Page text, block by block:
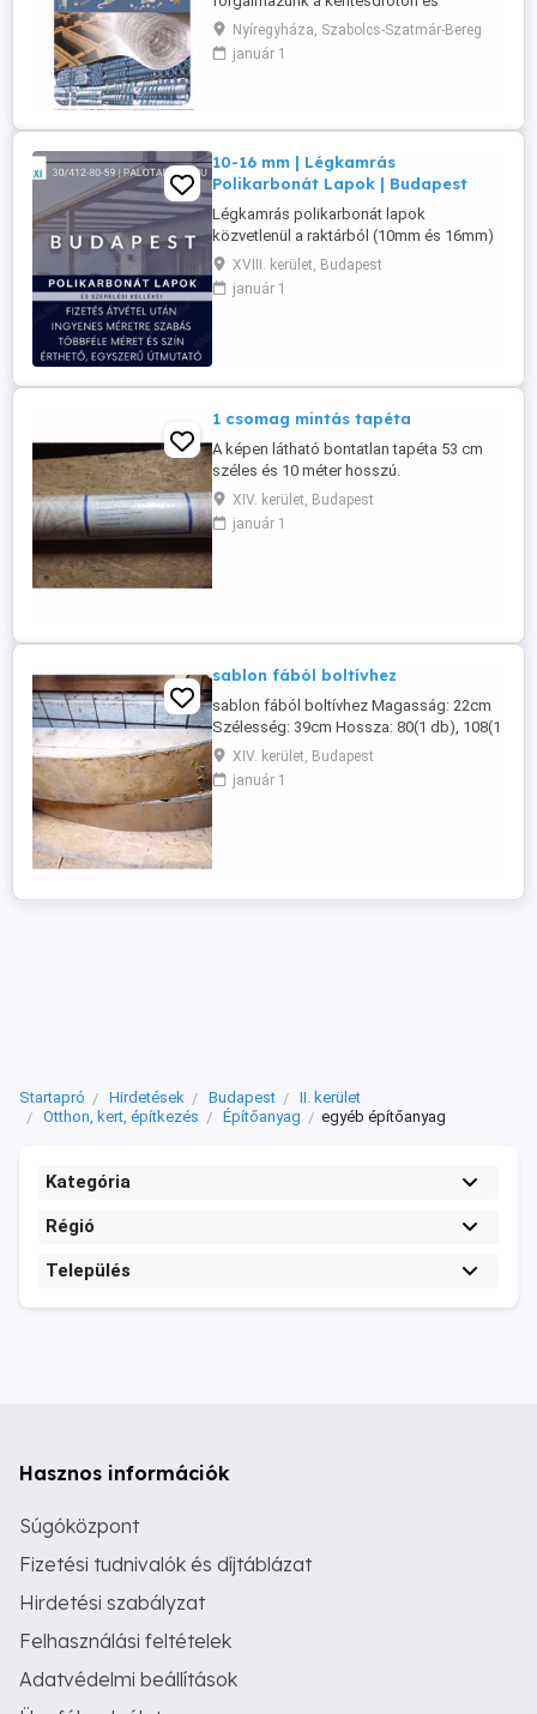
betonoszlopokon kívül, amit egy
hirdetésben nehéz lenne felsorolni, ezért
kérem, látogasson el honlapunkra
VADHÁLÓ és BETONOSZLOP
CENTRUMBA ahol személyesen akár
további ...
Nyíregyháza, Szabolcs-Szatmár-Bereg
január 1
10-16 mm | Légkamrás
Polikarbonát Lapok | Budapest
Légkamrás polikarbonát lapok
közvetlenül a raktárból (10mm és 16mm)
Választható színek: Víztiszta, Bronz, Opál,
és Antracit színek. Víztiszta hővisszaverő
verzió. Mit nyújtunk Önnek? - Fizetés az
XVIII. kerület, Budapest
január 1
1 csomag mintás tapéta
A képen látható bontatlan tapéta 53 cm
széles és 10 méter hosszú.
XIV. kerület, Budapest
január 1
sablon fából boltívhez
sablon fából boltívhez Magasság: 22cm
Szélesség: 39cm Hossza: 80(1 db), 108(1
db), 160(1 db), 200cm(3 db) Egy különálló
darab: Magasság: 28cm Szélesség: 25cm
Hossza: 200cm
XIV. kerület, Budapest
január 1
Startapró Hirdetések Budapest
II. kerület
Otthon, kert, építkezés
Építőanyag egyéb építőanyag
Kategória
Régió
Település
Hasznos információk
Súgóközpont
Fizetési tudnivalók és díjtáblázat
Hirdetési szabályzat
Felhasználási feltételek
Adatvédelmi beállítások